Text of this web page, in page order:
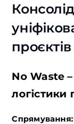
проєктів
No Waste
логістики
Спрямування: